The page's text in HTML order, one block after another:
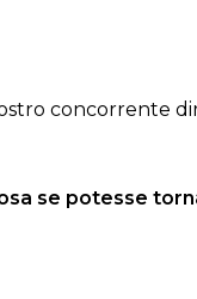
se potesse